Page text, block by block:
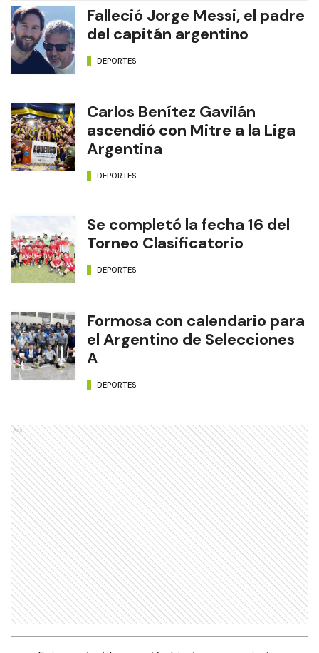
Falleció Jorge Messi, el padre
del capitán argentino
DEPORTES
Carlos Benítez Gavilán
ascendió con Mitre a la Liga
Argentina
DEPORTES
Se completó la fecha 16 del
Torneo Clasificatorio
DEPORTES
Formosa con calendario para
el Argentino de Selecciones
A
DEPORTES
Ads